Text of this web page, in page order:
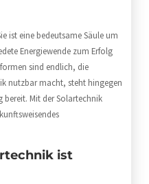
ist eine bedeutsame Säule um
Energiewende zum Erfolg
sind endlich, die
nutzbar macht, steht hingegen
bereit. Mit der Solartechnik
ist